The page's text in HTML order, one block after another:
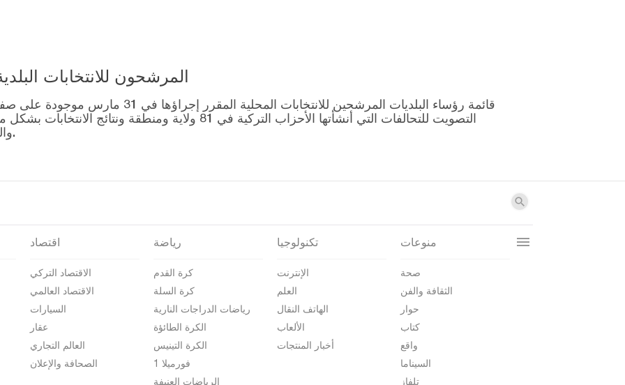
المرشحون للانتخابات البلدية المحلية –
قائمة رؤساء البلديات المرشحين للانتخابات
التصويت للتحالفات التي أنشأتها الأحزاب التركية في 81
والمرشحين على صفحة نتائج الانتخابات 2024.
اقتصاد
الاقتصاد التركي
الاقتصاد العالمي
السيارات
عقار
العالم التجاري
الصحافة والإعلان
رياضة
كرة القدم
كرة السلة
رياضات الدراجات النارية
الكرة الطائؤة
الكرة التينيس
فورميلا 1
الرياضات العنيفة
تكنولوجيا
الإنترنت
العلم
الهاتف النقال
الألعاب
أخبار المنتجات
منوعات
صحة
الثقافة والفن
حوار
كتاب
واقع
السيناما
تلفاز